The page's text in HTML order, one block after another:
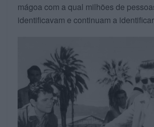
mágoa com a qual milhões de
identificavam e continuam a